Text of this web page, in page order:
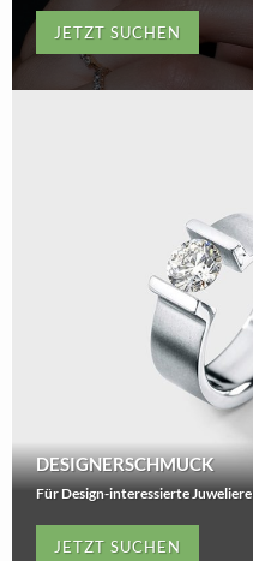
JETZT SUCHEN
DESIGNERSCHMUCK
Für Design-interessierte Juweliere
JETZT SUCHEN